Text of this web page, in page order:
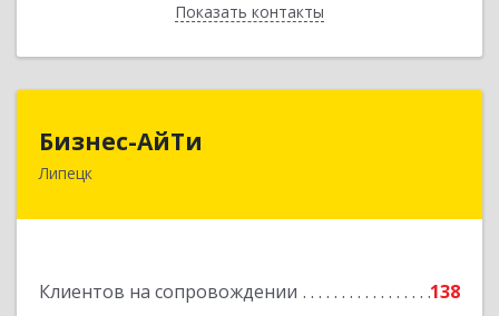
Показать контакты
Назад
Бизнес-АйТи
Липецк
Клиентов на сопровождении
138
398008, Липецкая обл, Липецк г, 50 лет НЛМК